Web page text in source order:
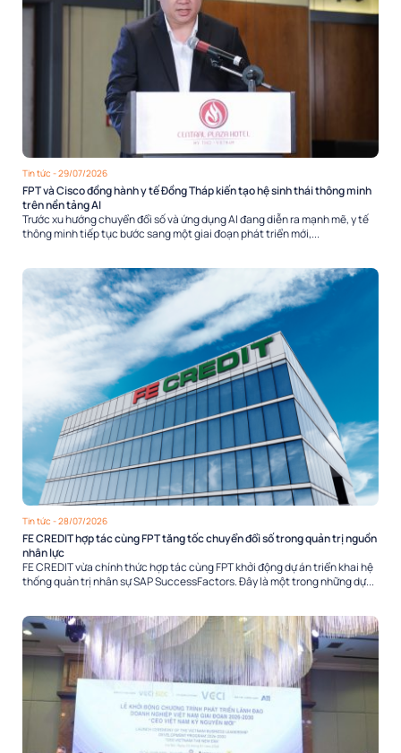
Tin tức - 29/07/2026
FPT và Cisco đồng hành y tế Đồng Tháp kiến tạo hệ sinh thái thông minh
trên nền tảng AI
Trước xu hướng chuyển đổi số và ứng dụng AI đang diễn ra mạnh mẽ, y tế
thông minh tiếp tục bước sang một giai đoạn phát triển mới,...
Tin tức - 28/07/2026
FE CREDIT hợp tác cùng FPT tăng tốc chuyển đổi số trong quản trị nguồn
nhân lực
FE CREDIT vừa chính thức hợp tác cùng FPT khởi động dự án triển khai hệ
thống quản trị nhân sự SAP SuccessFactors. Đây là một trong những dự...